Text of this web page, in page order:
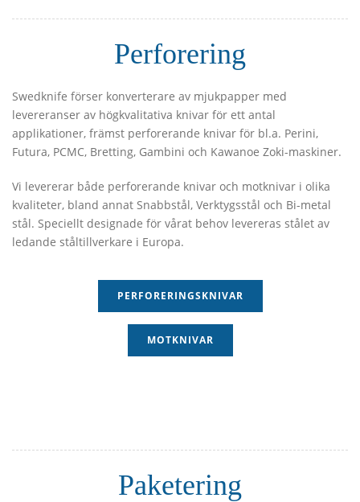
Perforering
Swedknife förser konverterare av mjukpapper med
levereranser av högkvalitativa knivar för ett antal
applikationer, främst perforerande knivar för bl.a. Perini,
Futura, PCMC, Bretting, Gambini och Kawanoe Zoki-maskiner.
Vi levererar både perforerande knivar och motknivar i olika
kvaliteter, bland annat Snabbstål, Verktygsstål och Bi-metal
stål. Speciellt designade för vårat behov levereras stålet av
ledande ståltillverkare i Europa.
PERFORERINGSKNIVAR
MOTKNIVAR
Paketering